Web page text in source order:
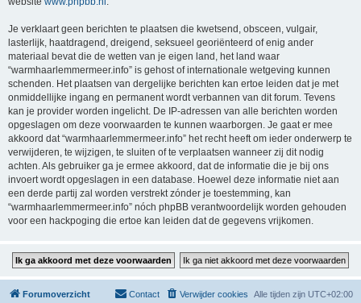
Je verklaart geen berichten te plaatsen die kwetsend, obsceen, vulgair,
lasterlijk, haatdragend, dreigend, seksueel georiënteerd of enig ander
materiaal bevat die de wetten van je eigen land, het land waar
“warmhaarlemmermeer.info” is gehost of internationale wetgeving kunnen
schenden. Het plaatsen van dergelijke berichten kan ertoe leiden dat je met
onmiddellijke ingang en permanent wordt verbannen van dit forum. Tevens
kan je provider worden ingelicht. De IP-adressen van alle berichten worden
opgeslagen om deze voorwaarden te kunnen waarborgen. Je gaat er mee
akkoord dat “warmhaarlemmermeer.info” het recht heeft om ieder onderwerp te
verwijderen, te wijzigen, te sluiten of te verplaatsen wanneer zij dit nodig
achten. Als gebruiker ga je ermee akkoord, dat de informatie die je bij ons
invoert wordt opgeslagen in een database. Hoewel deze informatie niet aan
een derde partij zal worden verstrekt zónder je toestemming, kan
“warmhaarlemmermeer.info” nóch phpBB verantwoordelijk worden gehouden
voor een hackpoging die ertoe kan leiden dat de gegevens vrijkomen.
Forumoverzicht Alle tijden zijn UTC+02:00
Verwijder cookies
Contact